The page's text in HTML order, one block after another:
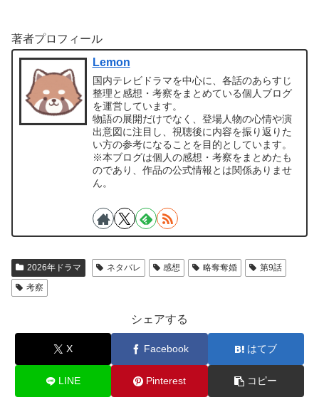
著者プロフィール
Lemon
国内テレビドラマを中心に、各話のあらすじ
整理と感想・考察をまとめている個人ブログ
を運営しています。
物語の展開だけでなく、登場人物の心情や演
出意図に注目し、視聴後に内容を振り返りた
い方の参考になることを目的としています。
※本ブログは個人の感想・考察をまとめたも
のであり、作品の公式情報とは関係ありませ
ん。
2026年ドラマ ネタバレ 感想 略奪奪婚
第9話
考察
シェアする
X Facebook はてブ
LINE Pinterest コピー